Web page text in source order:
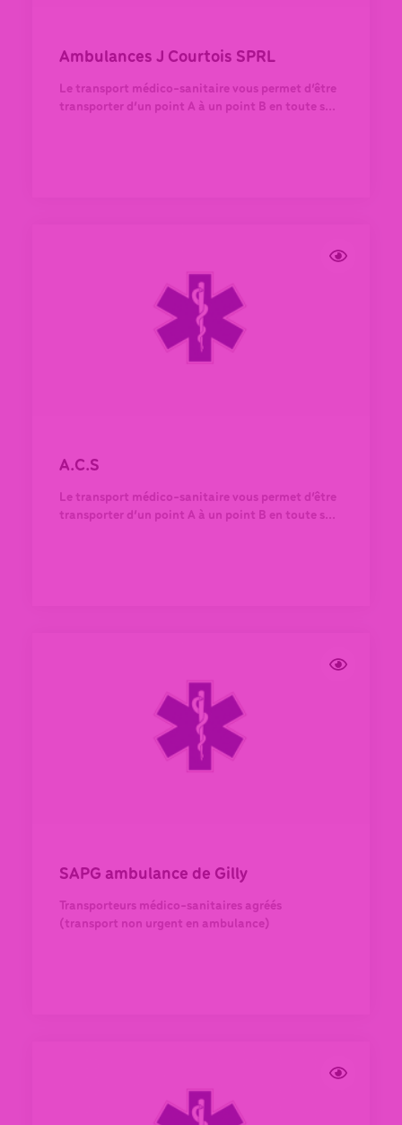
Ambulances J Courtois SPRL
Le transport médico-sanitaire vous permet d’être
transporter d’un point A à un point B en toute s...
A.C.S
Le transport médico-sanitaire vous permet d’être
transporter d’un point A à un point B en toute s...
SAPG ambulance de Gilly
Transporteurs médico-sanitaires agréés
(transport non urgent en ambulance)